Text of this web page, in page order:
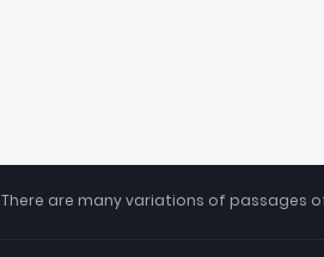
There are many variations of passages